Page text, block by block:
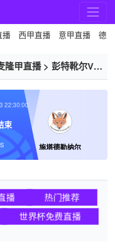
播 西甲直播 意甲直播 德
隆甲直播> 彭特靴尔VS
施塔德勒纳尔
22:30:00
束
播
热门推荐
世界杯免费直播